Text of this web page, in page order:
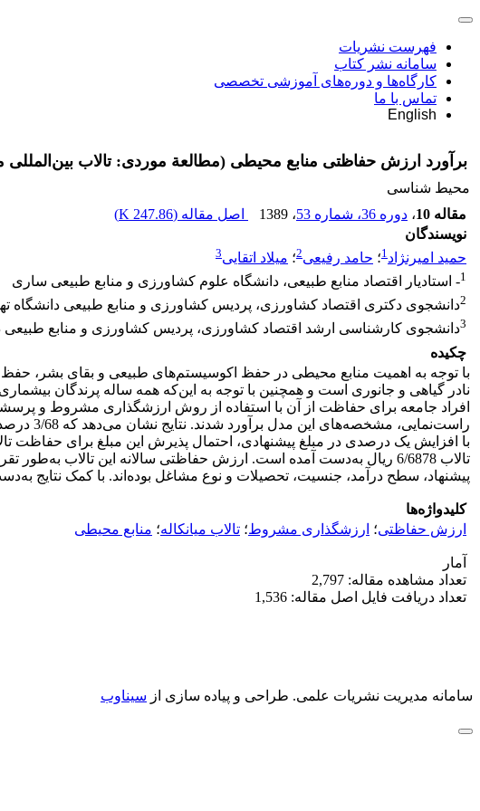
فهرست نشریات
سامانه نشر کتاب
کارگاه‌ها و دوره‌های آموزشی تخصصی
تماس با ما
English
برآورد ارزش حفاظتی منابع محیطی (مطالعة موردی: تالاب بین‌المللی
محیط شناسی
مقاله 10
، دوره 36، شماره 53 ، 1389 اصل مقاله (247.86 K
)
نویسندگان
حمید امیرنژاد1؛ حامد رفیعی2؛ میلاد اتقایی3
1- استادیار اقتصاد منابع طبیعی، دانشگاه علوم کشاورزی و منابع طبیعی ساری
2دانشجوی دکتری اقتصاد کشاورزی، پردیس کشاورزی و منابع طبیعی دانشگاه
3دانشجوی کارشناسی ارشد اقتصاد کشاورزی، پردیس کشاورزی و منابع طبیعی
چکیده
با توجه به اهمیت منابع محیطی در حفظ اکوسیستم‌های طبیعی و بقای بشر، حفظ
نادر گیاهی و جانوری است و همچنین با توجه به این‌که همه ساله پرندگان
افراد جامعه برای حفاظت از آن با استفاده از روش ارزشگذاری مشروط و
پیشنهاد، سطح درآمد، جنسیت، تحصیلات و نوع مشاغل بوده‌اند. با کمک نتایج
کلیدواژه‌ها
ارزش حفاظتی؛ ارزشگذاری مشروط؛ تالاب میانکاله؛ منابع محیطی
آمار
تعداد مشاهده مقاله: 2,797
تعداد دریافت فایل اصل مقاله: 1,536
سامانه مدیریت نشریات علمی. طراحی و پیاده سازی از سیناوب